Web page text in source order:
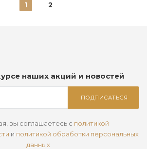
1 2
наших акций и новостей
ПОДПИСАТЬСЯ
вы соглашаетесь с политикой
и политикой обработки персональных
данных